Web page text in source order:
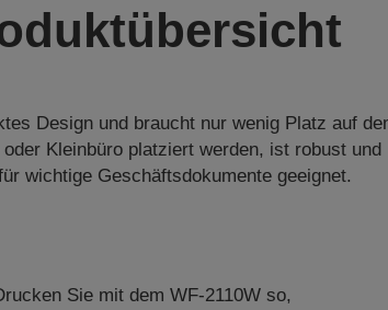
Design und braucht nur wenig Platz auf
Kleinbüro platziert werden, ist robust und
wichtige Geschäftsdokumente geeignet.
Sie mit dem WF-2110W so,